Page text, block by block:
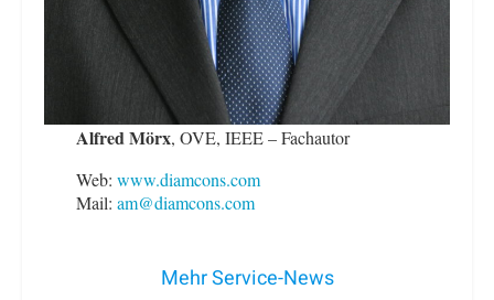
Alfred Mörx, OVE, IEEE – Fachautor
Web:www.diamcons.com
Mail:am@diamcons.com
Mehr Service-News